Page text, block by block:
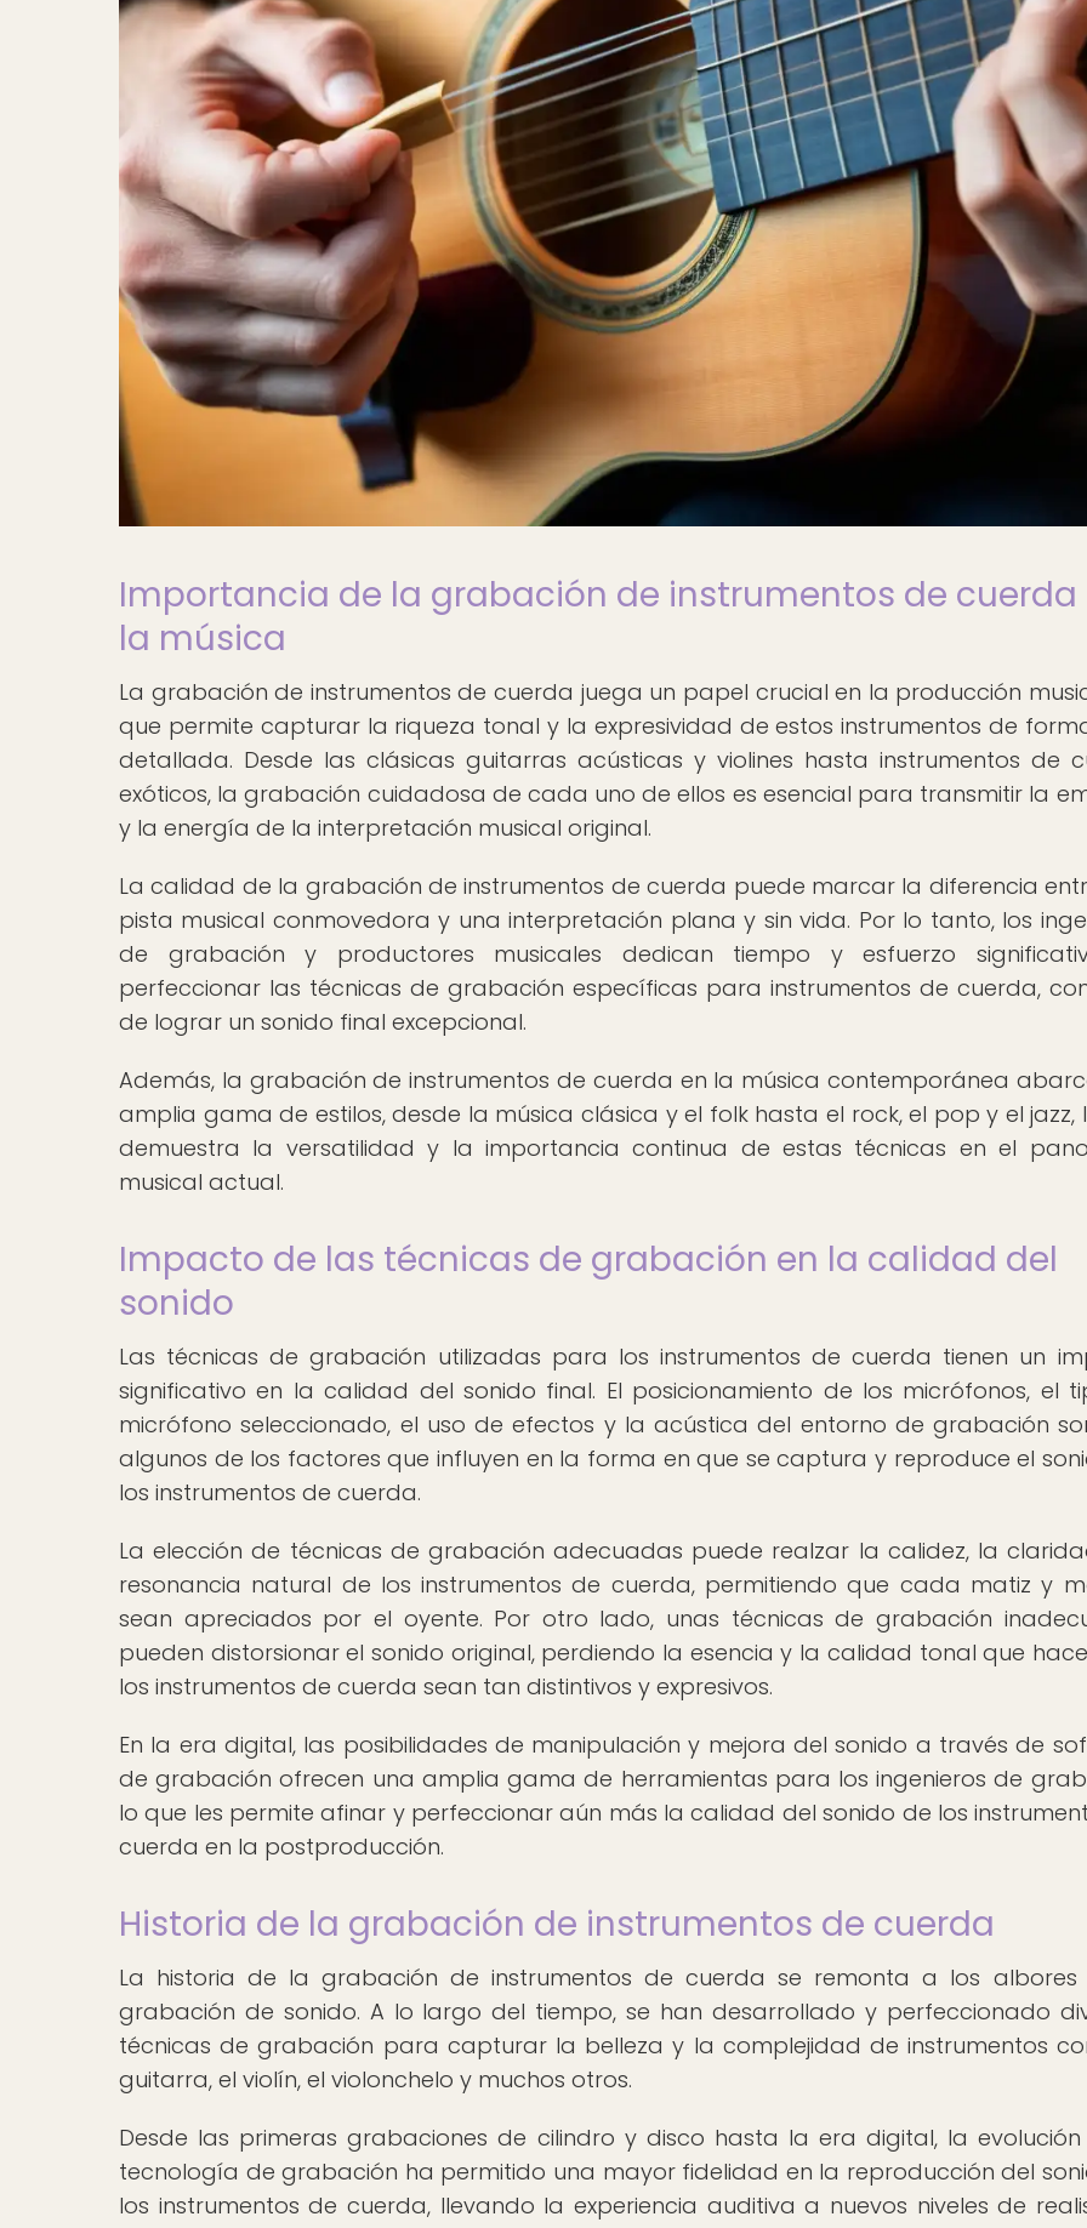
Importancia de la grabación de instrumentos de cuerda
la música
La grabación de instrumentos de cuerda juega un papel crucial en la producción
que permite capturar la riqueza tonal y la expresividad de estos instrumentos de
detallada. Desde las clásicas guitarras acústicas y violines hasta instrumentos de
exóticos, la grabación cuidadosa de cada uno de ellos es esencial para transmitir la
y la energía de la interpretación musical original.
La calidad de la grabación de instrumentos de cuerda puede marcar la diferencia
pista musical conmovedora y una interpretación plana y sin vida. Por lo tanto, los
de grabación y productores musicales dedican tiempo y esfuerzo
perfeccionar las técnicas de grabación específicas para instrumentos de cuerda,
de lograr un sonido final excepcional.
Además, la grabación de instrumentos de cuerda en la música contemporánea
amplia gama de estilos, desde la música clásica y el folk hasta el rock, el pop y el jazz,
demuestra la versatilidad y la importancia continua de estas técnicas en el
musical actual.
Impacto de las técnicas de grabación en la calidad del
sonido
Las técnicas de grabación utilizadas para los instrumentos de cuerda tienen un
significativo en la calidad del sonido final. El posicionamiento de los micrófonos, el
micrófono seleccionado, el uso de efectos y la acústica del entorno de grabación
algunos de los factores que influyen en la forma en que se captura y reproduce el
los instrumentos de cuerda.
La elección de técnicas de grabación adecuadas puede realzar la calidez, la
resonancia natural de los instrumentos de cuerda, permitiendo que cada matiz y
sean apreciados por el oyente. Por otro lado, unas técnicas de grabación
pueden distorsionar el sonido original, perdiendo la esencia y la calidad tonal que
los instrumentos de cuerda sean tan distintivos y expresivos.
En la era digital, las posibilidades de manipulación y mejora del sonido a través de
de grabación ofrecen una amplia gama de herramientas para los ingenieros de
lo que les permite afinar y perfeccionar aún más la calidad del sonido de los
cuerda en la postproducción.
Historia de la grabación de instrumentos de cuerda
La historia de la grabación de instrumentos de cuerda se remonta a los
grabación de sonido. A lo largo del tiempo, se han desarrollado y perfeccionado
técnicas de grabación para capturar la belleza y la complejidad de instrumentos
guitarra, el violín, el violonchelo y muchos otros.
Desde las primeras grabaciones de cilindro y disco hasta la era digital, la
tecnología de grabación ha permitido una mayor fidelidad en la reproducción del
los instrumentos de cuerda, llevando la experiencia auditiva a nuevos niveles de